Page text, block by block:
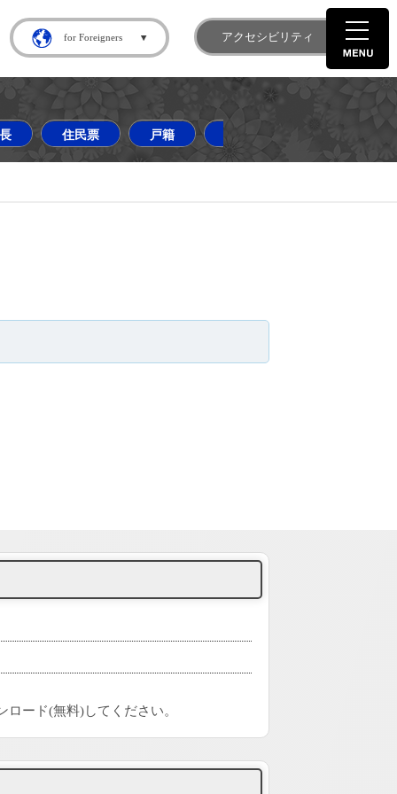
X for Foreigners アクセシビリティ
住民票 戸籍 道の駅はなわ
ロード(無料)してください。